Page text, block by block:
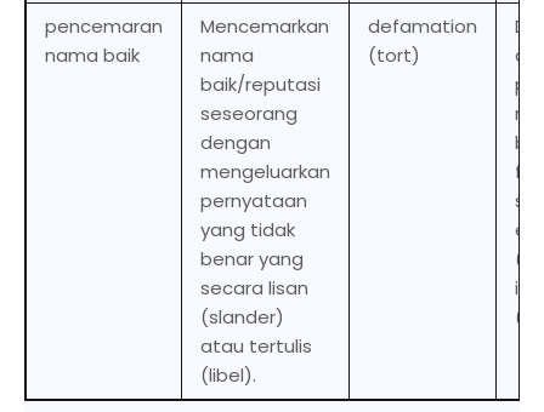
pencemaran
nama baik
Mencemarkan
nama
baik/reputasi
seseorang
dengan
mengeluarkan
pernyataan
yang tidak
benar yang
secara lisan
(slander)
atau tertulis
(libel).
defamation
(tort)
by
in